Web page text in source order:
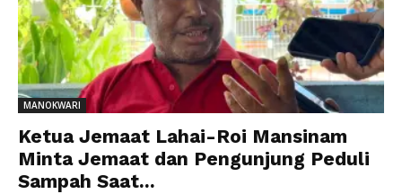
MANOKWARI
Ketua Jemaat Lahai-Roi Mansinam
Minta Jemaat dan Pengunjung Peduli
Sampah Saat...